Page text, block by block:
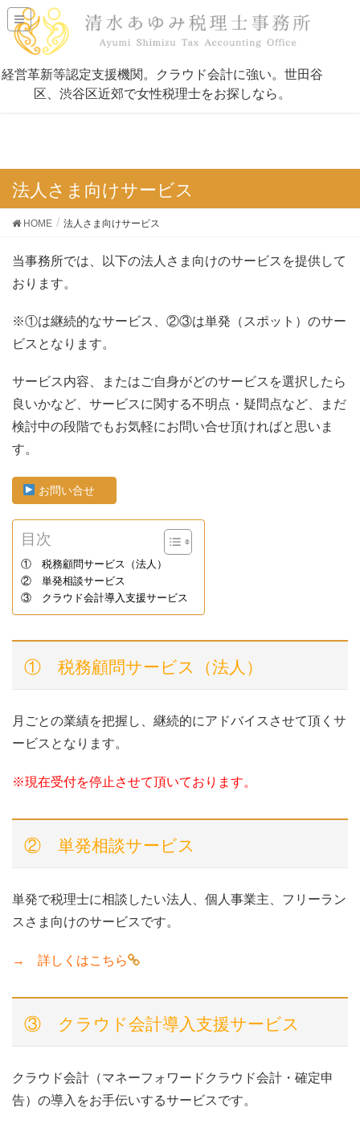
法人さま向けサービス
HOME 法人さま向けサービス
当事務所では、以下の法人さま向けのサービスを提供して
おります。
※①は継続的なサービス、②③は単発（スポット）のサー
ビスとなります。
サービス内容、またはご自身がどのサービスを選択したら
良いかなど、サービスに関する不明点・疑問点など、まだ
検討中の段階でもお気軽にお問い合せ頂ければと思いま
す。
お問い合せ
目次
① 税務顧問サービス（法人）
② 単発相談サービス
③ クラウド会計導入支援サービス
① 税務顧問サービス（法人）
月ごとの業績を把握し、継続的にアドバイスさせて頂くサ
ービスとなります。
※現在受付を停止させて頂いております。
② 単発相談サービス
単発で税理士に相談したい法人、個人事業主、フリーラン
スさま向けのサービスです。
→ 詳しくはこちら
③ クラウド会計導入支援サービス
クラウド会計（マネーフォワードクラウド会計・確定申
告）の導入をお手伝いするサービスです。